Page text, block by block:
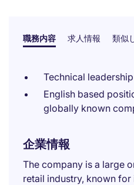
職務内容 求人情報 類似
Technical
English based
globally known
企業情報
The company is a large
retail industry, known